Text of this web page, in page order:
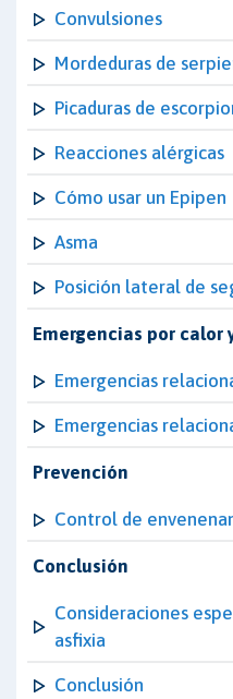
Convulsiones
Mordeduras de
Picaduras de
Reacciones alérgicas
Cómo usar un Epipen
Asma
Posición lateral de
Emergencias por calor
Emergencias
Emergencias
Prevención
Control de
Conclusión
Consideraciones
asfixia
Conclusión